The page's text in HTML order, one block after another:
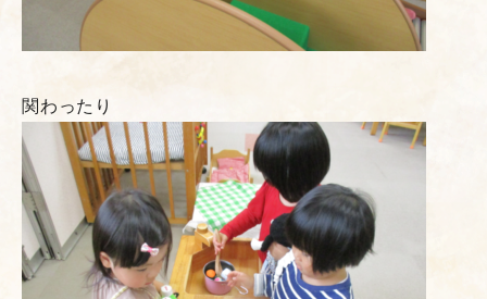
関わったり